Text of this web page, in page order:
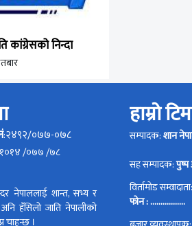
कांग्रेसको निन्दा
:२४९२/०७७-०७८
/०७७ /७८
नेपाललाई शान्त, सभ्य र
हँसिलो जाति नेपालीको
चाहन्छ ।
हाम्रो टिम
सम्पादक:शान
सह सम्पादक:
विर्तामोड
फोन : .................